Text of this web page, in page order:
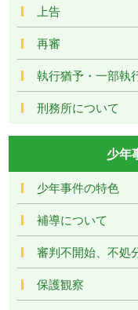
上告
再審
執行猶予・一部執
刑務所について
少年
少年事件の特色
補導について
審判不開始、不処
保護観察